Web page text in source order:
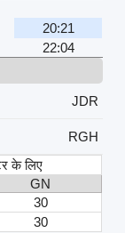
20:21
22:04
JDR
RGH
के लिए
GN
30
30